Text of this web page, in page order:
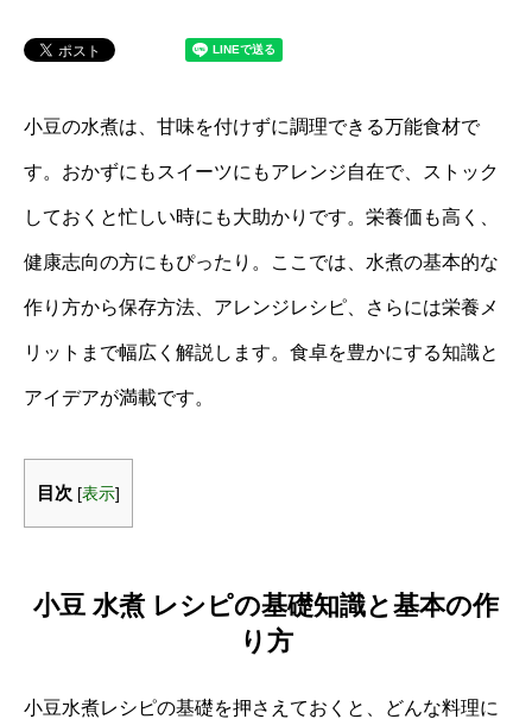
小豆の水煮は、甘味を付けずに調理できる万能食材で
す。おかずにもスイーツにもアレンジ自在で、ストック
しておくと忙しい時にも大助かりです。栄養価も高く、
健康志向の方にもぴったり。ここでは、水煮の基本的な
作り方から保存方法、アレンジレシピ、さらには栄養メ
リットまで幅広く解説します。食卓を豊かにする知識と
アイデアが満載です。
目次 [表示]
小豆 水煮 レシピの基礎知識と基本の作
り方
小豆水煮レシピの基礎を押さえておくと、どんな料理に